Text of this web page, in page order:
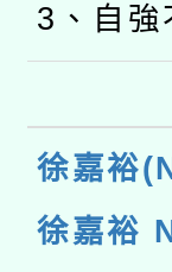
3、自強
徐嘉裕
徐嘉裕